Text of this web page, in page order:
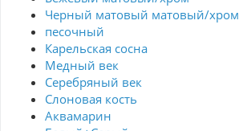
Черный матовый матовый/хром
песочный
Карельская сосна
Медный век
Серебряный век
Cлоновая кость
Аквамарин